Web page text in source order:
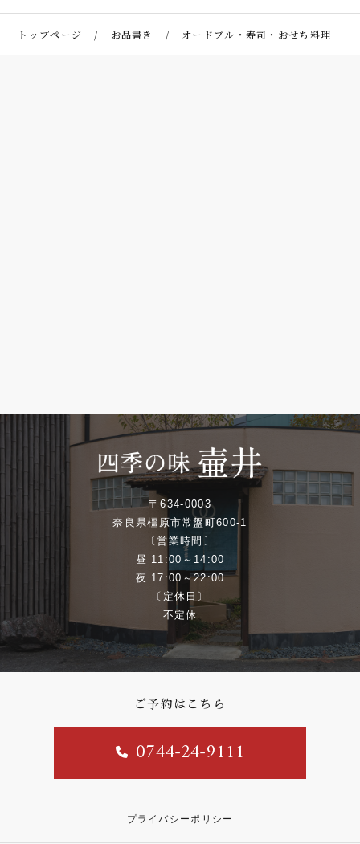
トップページ お品書き オードブル・寿司・おせち料理
〒634-0003
奈良県橿原市常盤町600-1
〔営業時間〕
昼 11:00～14:00
夜 17:00～22:00
〔定休日〕
不定休
ご予約はこちら
0744-24-9111
プライバシーポリシー